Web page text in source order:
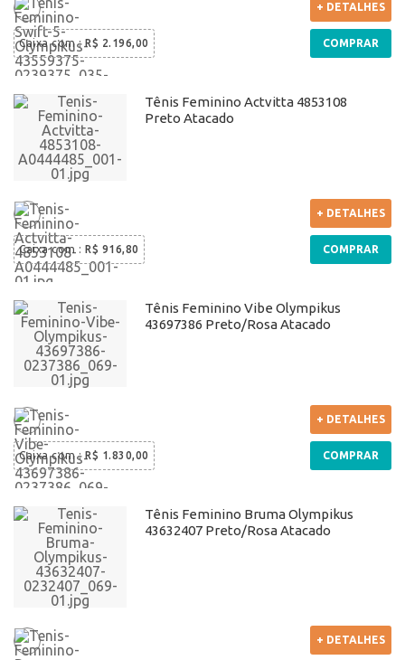
Caixa com: R$ 2.196,00
+ DETALHES
COMPRAR
Tênis Feminino Actvitta 4853108
Preto Atacado
Caixa com : R$ 916,80
+ DETALHES
COMPRAR
Tênis Feminino Vibe Olympikus
43697386 Preto/Rosa Atacado
Caixa com: R$ 1.830,00
+ DETALHES
COMPRAR
Tênis Feminino Bruma Olympikus
43632407 Preto/Rosa Atacado
+ DETALHES